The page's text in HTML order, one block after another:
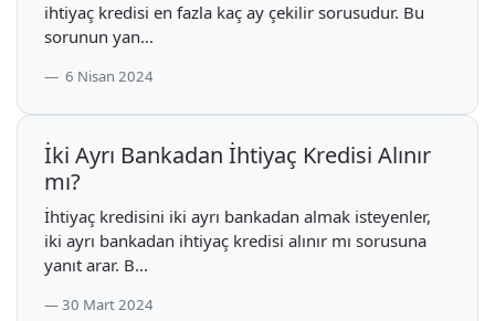
ihtiyaç kredisi en fazla kaç ay çekilir sorusudur. Bu
sorunun yan...
6 Nisan 2024
İki Ayrı Bankadan İhtiyaç Kredisi Alınır
mı?
İhtiyaç kredisini iki ayrı bankadan almak isteyenler,
iki ayrı bankadan ihtiyaç kredisi alınır mı sorusuna
yanıt arar. B...
30 Mart 2024